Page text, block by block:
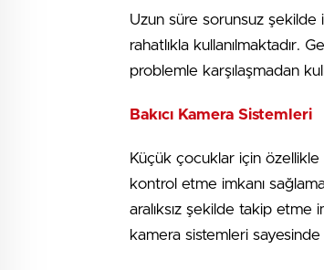
Uzun süre sorunsuz şekilde
rahatlıkla kullanılmaktadır.
problemle karşılaşmadan
Bakıcı Kamera Sistemleri
Küçük çocuklar için
kontrol etme imkanı
aralıksız şekilde takip etme
kamera sistemleri